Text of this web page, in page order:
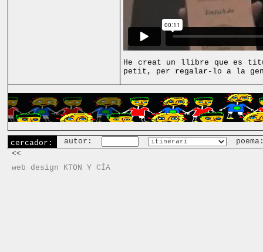
He creat un llibre que es
petit, per regalar-lo a la
cercador: autor:
<<
web design KTON Y CÍA